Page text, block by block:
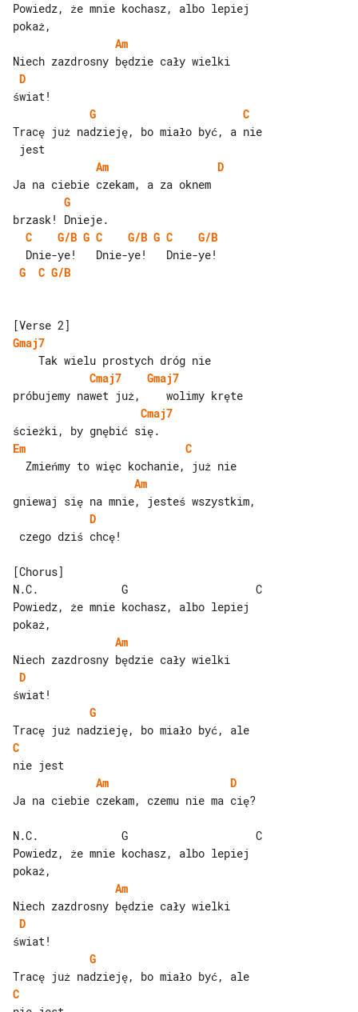
Powiedz, że mnie kochasz, albo lepiej
Am
D
G
C
Tracę już nadzieję, bo miało być, a nie
Am
D
G
C
G/B G C G/B G C
G/B
G
C G/B
Gmaj7
Cmaj7
Gmaj7
Cmaj7
Em
C
Am
D
[Chorus]
N.C.             G                    C
Powiedz, że mnie kochasz, albo lepiej
Am
D
G
C
Am
D
Ja na ciebie czekam, czemu nie ma cię?
N.C.             G                    C
Powiedz, że mnie kochasz, albo lepiej
Am
D
G
C